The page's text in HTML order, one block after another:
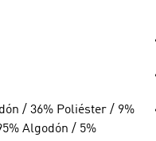
/ 36% Poliéster / 9%
Algodón / 5%